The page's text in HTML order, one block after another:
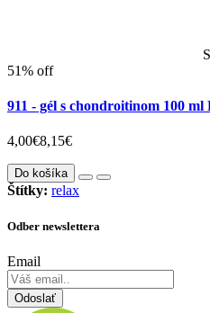
51% off
911 - gél s chondroitinom 100 ml
4,00€8,15€
Do košíka
Štítky: relax
Odber newslettera
Email
Odoslať